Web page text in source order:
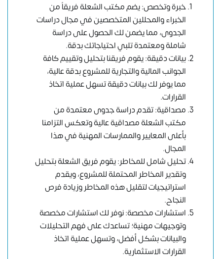
خبرة وتخصص: يضم مكتب الشعلة فريقاً من
الخبراء والمحللين المتخصصين في مجال دراسات
الجدوى، مما يضمن لك الحصول على دراسة
شاملة ومعتمدة تلبي احتياجاتك بدقة.
بيانات دقيقة: يقوم فريقنا بتحليل وتقييم كافة
الجوانب المالية والتجارية للمشروع بدقة عالية،
مما يوفر لك بيانات دقيقة تسهل عملية اتخاذ
القرارات.
مصداقية: تقدم دراسة جدوى معتمدة من
مكتب الشعلة مصداقية عالية وتعكس التزامنا
بأعلى المعايير والممارسات المهنية في هذا
المجال.
تحليل شامل للمخاطر: يقوم فريق الشعلة بتحليل
وتقدير المخاطر المحتملة للمشروع، ويقدم
استراتيجيات لتقليل هذه المخاطر وزيادة فرص
النجاح.
استشارات مخصصة: نوفر لك استشارات مخصصة
وتوجيهات مهنية؛ تساعدك على فهم التحليلات
والبيانات بشكل أفضل، وتسهل عملية اتخاذ
القرارات الاستثمارية.